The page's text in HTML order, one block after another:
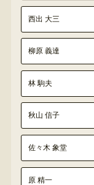
西出 大三
柳原 義達
林 駒夫
秋山 信子
佐々木 象堂
原 精一